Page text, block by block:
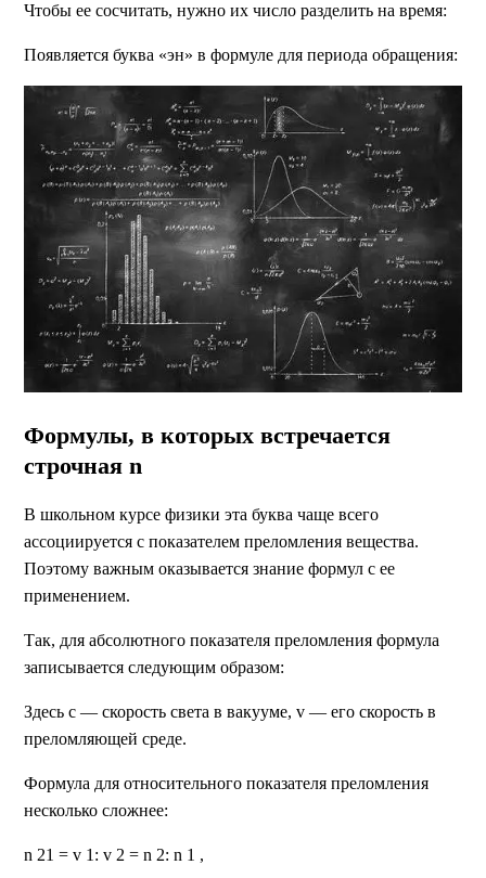
Чтобы ее сосчитать, нужно их число разделить на время:
Появляется буква «эн» в формуле для периода обращения:
Формулы, в которых встречается
строчная n
В школьном курсе физики эта буква чаще всего
ассоциируется с показателем преломления вещества.
Поэтому важным оказывается знание формул с ее
применением.
Так, для абсолютного показателя преломления формула
записывается следующим образом:
Здесь с — скорость света в вакууме, v — его скорость в
преломляющей среде.
Формула для относительного показателя преломления
несколько сложнее:
n 21 = v 1: v 2 = n 2: n 1 ,